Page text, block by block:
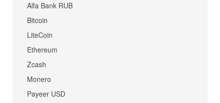
Alfa Bank RUB
Bitcoin
LiteCoin
Ethereum
Zcash
Monero
Payeer USD